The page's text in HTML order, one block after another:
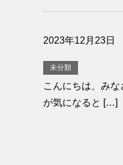
2023年12月23日
未分類
こんにちは、み
が気になると […]